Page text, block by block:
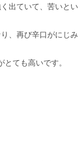
出ていて、苦いとい
、再び辛口がにじみ
とても高いです。